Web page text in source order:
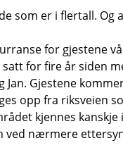
som er i flertall. Og
for gjestene
for fire år siden
Gjestene
opp fra riksveien
kjennes
ved nærmere